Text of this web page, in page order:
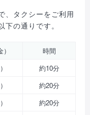
、タクシーをご利用
の通りです。
時間
約10分
約20分
約20分